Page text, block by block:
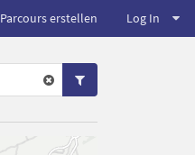
Parcours erstellen Log In